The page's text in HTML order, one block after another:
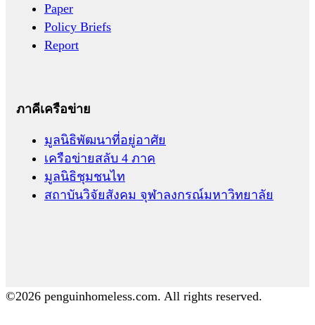
Paper
Policy Briefs
Report
ภาคีเครือข่าย
มูลนิธิพัฒนาที่อยู่อาศัย
เครือข่ายสลับ 4 ภาค
มูลนิธิชุมชนไท
สถาบันวิจัยสังคม จุฬาลงกรณ์มหาวิทยาลัย
©2026 penguinhomeless.com. All rights reserved.